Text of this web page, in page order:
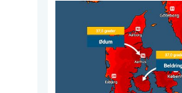
Historisk varme i